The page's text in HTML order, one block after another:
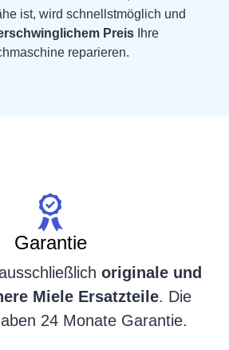
ist, wird schnellstmöglich und
Preis Ihre
reparieren.
Garantie
originale und
Miele Ersatzteile. Die
24 Monate Garantie.